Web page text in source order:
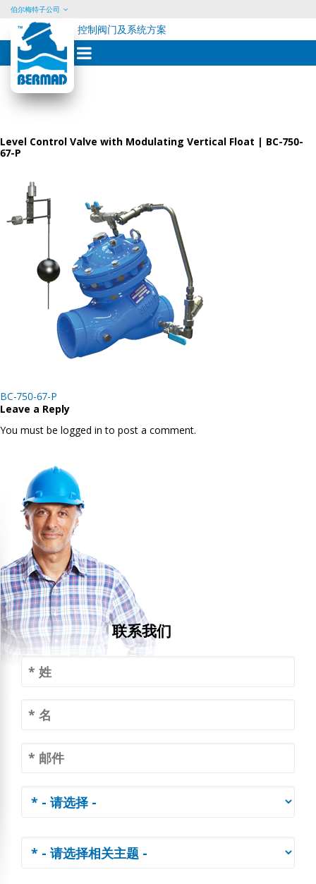
Skip
content
伯尔梅特子公司
控制阀门及系统方案
Level Control Valve with Modulating Vertical Float | BC-750-
67-P
Post
navigation
BC-750-67-P
Leave a Reply
You must be logged in to post a comment.
联系我们